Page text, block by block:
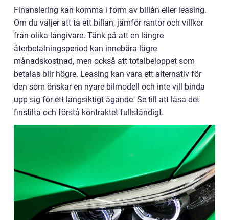
Finansiering kan komma i form av billån eller leasing.
Om du väljer att ta ett billån, jämför räntor och villkor
från olika långivare. Tänk på att en längre
återbetalningsperiod kan innebära lägre
månadskostnad, men också att totalbeloppet som
betalas blir högre. Leasing kan vara ett alternativ för
den som önskar en nyare bilmodell och inte vill binda
upp sig för ett långsiktigt ägande. Se till att läsa det
finstilta och förstå kontraktet fullständigt.